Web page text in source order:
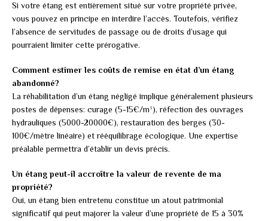
Si votre étang est entièrement situé sur votre propriété privée,
vous pouvez en principe en interdire l’accès. Toutefois, vérifiez
l’absence de servitudes de passage ou de droits d’usage qui
pourraient limiter cette prérogative.
Comment estimer les coûts de remise en état d’un étang
abandonné?
La réhabilitation d’un étang négligé implique généralement plusieurs
postes de dépenses: curage (5-15€/m³), réfection des ouvrages
hydrauliques (5000-20000€), restauration des berges (30-
100€/mètre linéaire) et rééquilibrage écologique. Une expertise
préalable permettra d’établir un devis précis.
Un étang peut-il accroître la valeur de revente de ma
propriété?
Oui, un étang bien entretenu constitue un atout patrimonial
significatif qui peut majorer la valeur d’une propriété de 15 à 30%